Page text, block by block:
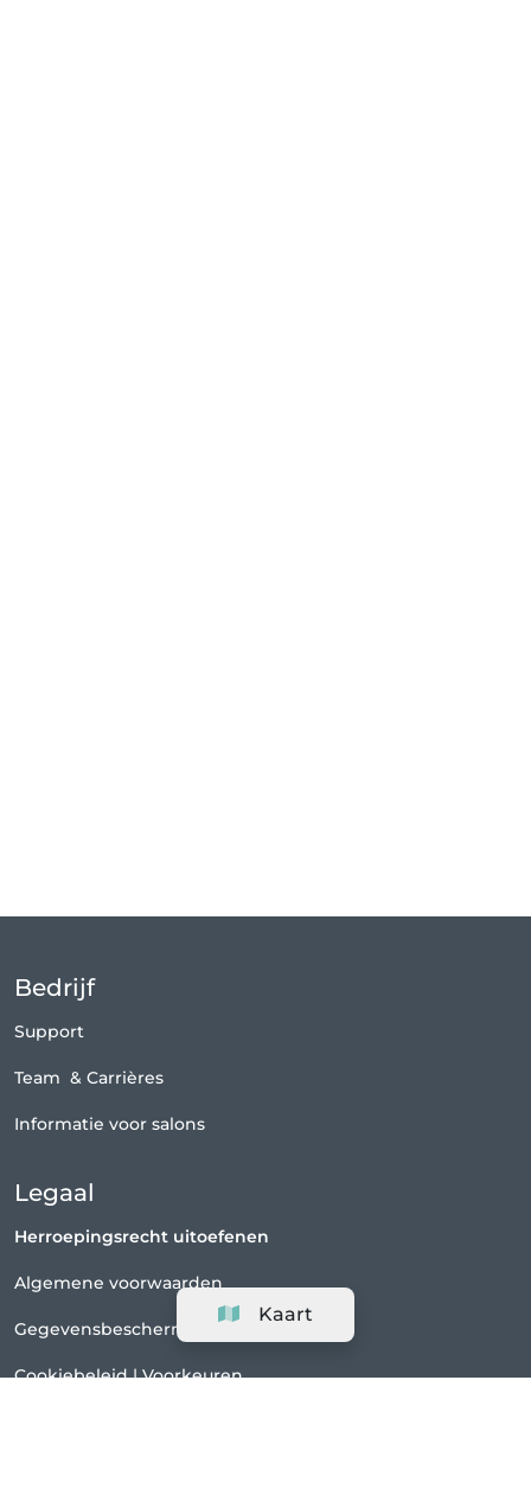
Kaart
Bedrijf
Support
Team & Carrières
Informatie voor salons
Legaal
Herroepingsrecht uitoefenen
Algemene voorwaarden
Gegevensbeschermingsbeleid
Cookiebeleid|Voorkeuren